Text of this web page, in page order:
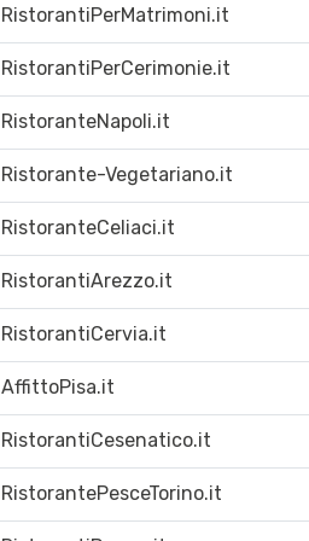
RistorantiPerMatrimoni.it
RistorantiPerCerimonie.it
RistoranteNapoli.it
Ristorante-Vegetariano.it
RistoranteCeliaci.it
RistorantiArezzo.it
RistorantiCervia.it
AffittoPisa.it
RistorantiCesenatico.it
RistorantePesceTorino.it